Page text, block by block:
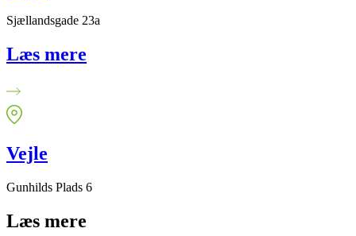
Sjællandsgade 23a
Læs mere
Vejle
Gunhilds Plads 6
Læs mere